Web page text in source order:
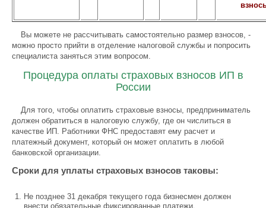
Вы можете не рассчитывать самостоятельно размер взносов, -
можно просто прийти в отделение налоговой службы и попросить
специалиста заняться этим вопросом.
Процедура оплаты страховых взносов ИП в
России
Для того, чтобы оплатить страховые взносы, предприниматель
должен обратиться в налоговую службу, где он числиться в
качестве ИП. Работники ФНС предоставят ему расчет и
платежный документ, который он может оплатить в любой
банковской организации.
Сроки для уплаты страховых взносов таковы:
Не позднее 31 декабря текущего года бизнесмен должен
внести обязательные фиксированные платежи.